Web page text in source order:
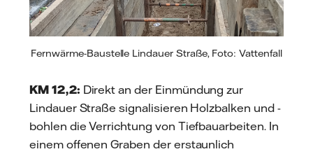
Fernwärme-Baustelle Lindauer Straße, Foto: Vattenfall
KM 12,2: Direkt an der Einmündung zur
Lindauer Straße signalisieren Holzbalken und -
bohlen die Verrichtung von Tiefbauarbeiten. In
einem offenen Graben der erstaunlich